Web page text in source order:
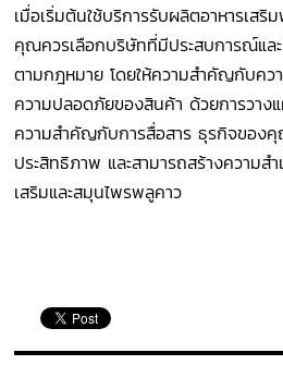
เมื่อเริ่มต้นใช้บริการรับผลิตอาหารเส
คุณควรเลือกบริษัทที่มีประสบการณ์แล
ตามกฎหมาย โดยให้ความสำคัญกับคว
ความปลอดภัยของสินค้า ด้วยการวาง
ความสำคัญกับการสื่อสาร ธุรกิจของคุ
ประสิทธิภาพ และสามารถสร้างความส
เสริมและสมุนไพรพลูคาว